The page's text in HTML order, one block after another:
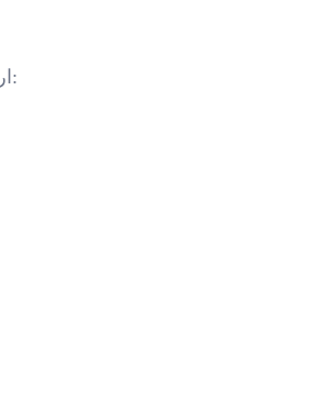
یف وسیعی از خدمات رونویسی توسط Lingo Chaps ارائه می‌شود. این خدمات شامل: